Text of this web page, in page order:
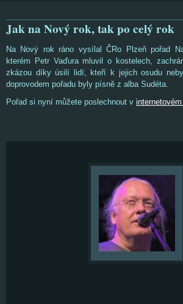
Jak na Nový rok, tak po celý rok
Na Nový rok ráno vysílal ČRo Plzeň pořad
kterém Petr Vaďura mluvil o kostelech,
zkázou díky úsilí lidí, kteří k jejich osudu
doprovodem pořadu byly písně z alba Sudéta.
Pořad si nyní můžete poslechnout v